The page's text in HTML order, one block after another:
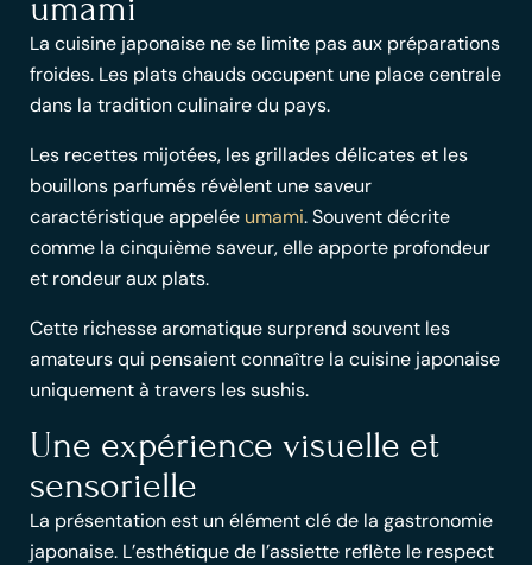
La cuisine japonaise ne se limite pas aux préparations
froides. Les plats chauds occupent une place centrale
dans la tradition culinairedu pays.
Les recettes mijotées, lesgrilladesdélicates et les
bouillons parfumés révèlent une saveur
caractéristique appelée umami. Souvent décrite
comme la cinquième saveur, elle apporte profondeur
et rondeur aux plats.
Cette richesse aromatiquesurprend souvent les
amateurs qui pensaient connaître la cuisine japonaise
uniquement à travers les sushis.
Une expérience visuelle et
sensorielle
La présentation est unélément clé de la gastronomie
japonaise. L’esthétique de l’assiette reflète le respect